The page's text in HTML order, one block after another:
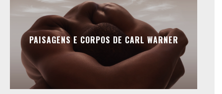
PAISAGENS E CORPOS DE CARL WARNER